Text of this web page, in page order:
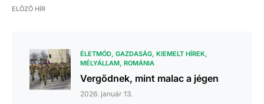
ELŐZŐ HÍR
ÉLETMÓD GAZDASÁG KIEMELT HÍREK
MÉLYÁLLAM ROMÁNIA
Vergődnek, mint malac a jégen
2026. január 13.